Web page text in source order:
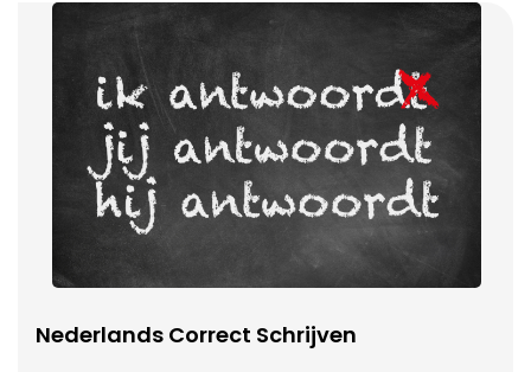
Nederlands Correct Schrijven